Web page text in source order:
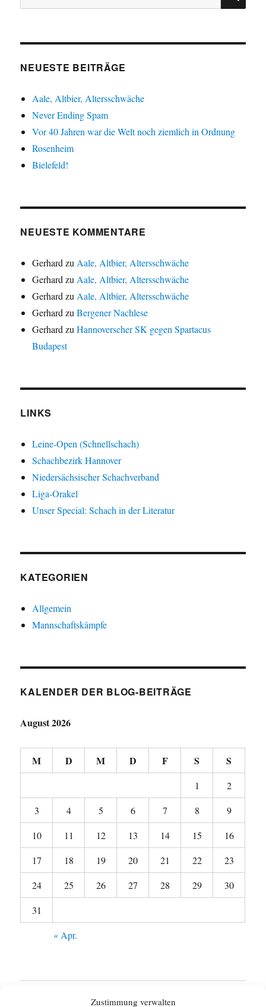
Zustimmung verwalten
nach:
NEUESTE BEITRÄGE
Aale, Altbier, Altersschwäche
Never Ending Spam
Vor 40 Jahren war die Welt noch ziemlich in Ordnung
Rosenheim
Bielefeld!
NEUESTE KOMMENTARE
Gerhard zu Aale, Altbier, Altersschwäche
Gerhard zu Aale, Altbier, Altersschwäche
Gerhard zu Aale, Altbier, Altersschwäche
Gerhard zuBergener Nachlese
Gerhard zuHannoverscher SK gegen Spartacus
Budapest
LINKS
Leine-Open (Schnellschach)
Schachbezirk Hannover
Niedersächsischer Schachverband
Liga-Orakel
Unser Special: Schach in der Literatur
KATEGORIEN
Allgemein
Mannschaftskämpfe
KALENDER DER BLOG-BEITRÄGE
August 2026
M D M D F S S
1
2
3
4 5 6 7 8
9
10
11 12 13 14 15
16
17
18 19 20 21 22
23
24
25 26 27 28 29
30
31
« Apr.